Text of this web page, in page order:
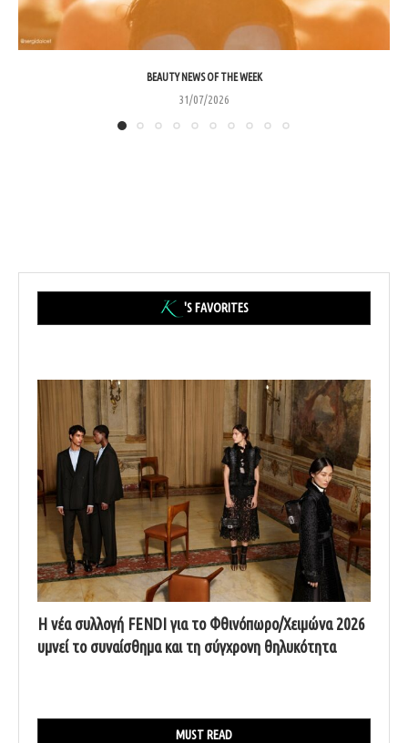
BEAUTY NEWS OF THE WEEK
31/07/2026
'S FAVORITES
Η νέα συλλογή FENDI για το Φθινόπωρο/Χειμώνα 2026
υμνεί το συναίσθημα και τη σύγχρονη θηλυκότητα
MUST READ